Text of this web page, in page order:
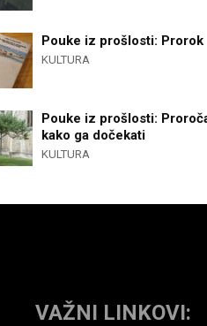
Pouke iz prošlosti: Prorok
KULTURA
Pouke iz prošlosti:
kako ga dočekati
KULTURA
VAŽNI LINKOVI: